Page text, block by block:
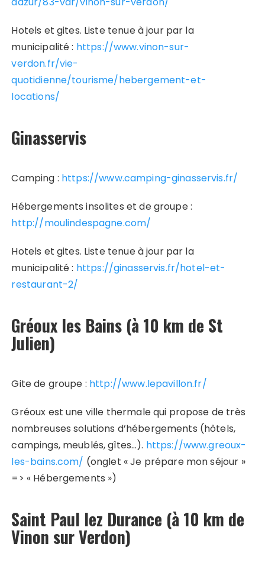
Hotels et gites. Liste tenue à jour par la
municipalité : https://www.vinon-sur-
verdon.fr/vie-
quotidienne/tourisme/hebergement-et-
locations/
Ginasservis
Camping : https://www.camping-ginasservis.fr/
Hébergements insolites et de groupe :
http://moulindespagne.com/
Hotels et gites. Liste tenue à jour par la
municipalité : https://ginasservis.fr/hotel-et-
restaurant-2/
Gréoux les Bains (à 10 km de St
Julien)
Gite de groupe : http://www.lepavillon.fr/
Gréoux est une ville thermale qui propose de très
nombreuses solutions d’hébergements (hôtels,
campings, meublés, gîtes…). https://www.greoux-
les-bains.com/ (onglet « Je prépare mon séjour »
=> « Hébergements »)
Saint Paul lez Durance (à 10 km de
Vinon sur Verdon)